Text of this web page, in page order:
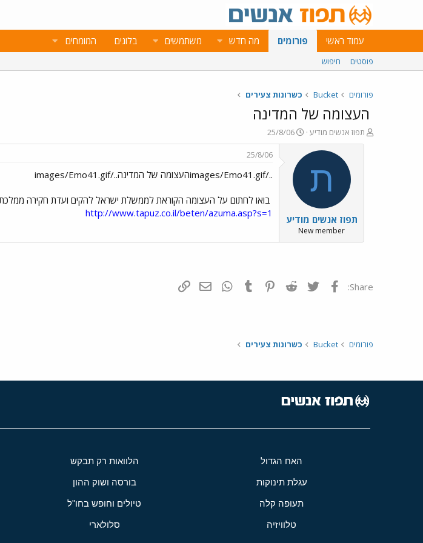
עמוד ראשי פורומים מה חדש משתמשים בלוגים המומחים
פוסטים חיפוש
פורומים Bucket כשרונות צעירים
העצומה של המדינה
פ
ו
תפוז אנשים מודיע
פ
ו
ם
ב
ר
ך
25/8/06
ת
תפוז אנשים מודיע
New member
25/8/06
../images/Emo41.gifהעצומה של המדינה../images/Emo41.gif
בואו לחתום על העצומה הקוראת לממשלת ישראל להקים ועדת חקירה
http://www.tapuz.co.il/beten/azuma.asp?s=1
Share: פייסבוק Twitter
Reddit
Pinterest
Tumblr
WhatsAppדואר אלקטרוני
פורומים Bucket כשרונות צעירים
האח הגדול הלוואות רק תבקש
עגלת תינוקות בורסה ושוק ההון
תעופה קלה טיולים וחופש בחו"ל
טלוויזיה סלולארי